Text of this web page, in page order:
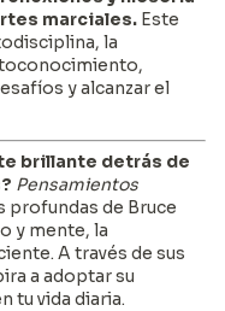
marciales. Este
la
y alcanzar el
brillante detrás de
Pensamientos
profundas de Bruce
y mente, la
A través de sus
a adoptar su
tu vida diaria.